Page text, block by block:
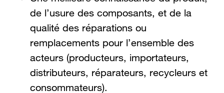
de l’usure des composants, et de la
qualité des réparations ou
remplacements pour l’ensemble des
acteurs (producteurs, importateurs,
distributeurs, réparateurs, recycleurs et
consommateurs).